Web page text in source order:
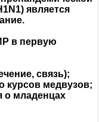
является
в первую
связь);
курсов медвузов;
о младенцах